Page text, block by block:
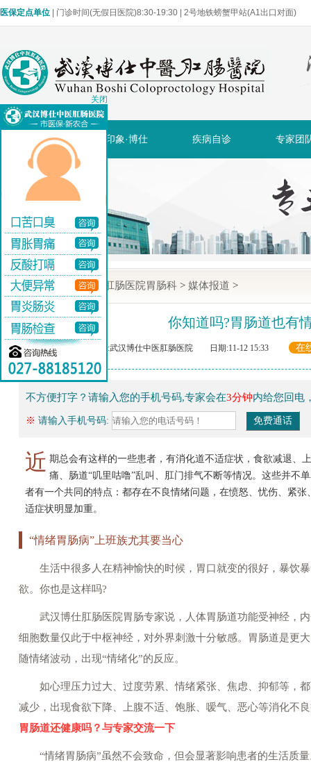
医保定点单位 | 门诊时间(无假日医院)8:30-19:30 | 2号地铁螃蟹甲站(A1出口对面)
网站首页 印象·博仕 疾病自诊 专家团
当前位置: 武汉博仕肛肠医院胃肠科 > 媒体报道 >
你知道吗?胃肠道也有
来源:武汉博仕中医肛肠医院 日期:11-12 15:33 在
不方便打字？请输入您的手机号码,专家会在3分钟内给您回电
※ 请输入手机号码:
近 期总会有这样的一些患者，有消化道不适症状，食欲减退、
痛、肠道“叽里咕噜”乱叫、肛门排气不断等情况。这些并不
者有一个共同的特点：都存在不良情绪问题，在愤怒、忧伤、紧
适症状明显加重。
“情绪胃肠病”上班族尤其要当心
生活中很多人在精神愉快的时候，胃口就变的很好，暴饮暴
欲。你也是这样吗?
武汉博仕肛肠医院胃肠专家说，人体胃肠道功能受神经，内
细胞数量仅此于中枢神经，对外界刺激十分敏感。胃肠道是更
随情绪波动，出现“情绪化”的反应。
如心理压力过大、过度劳累、情绪紧张、焦虑、抑郁等，都
减少，出现食欲下降、上腹不适、饱胀、嗳气、恶心等消化不
胃肠道还健康吗？与专家交流一下
“情绪胃肠病”虽然不会致命，但会显著影响患者的生活质量
关闭